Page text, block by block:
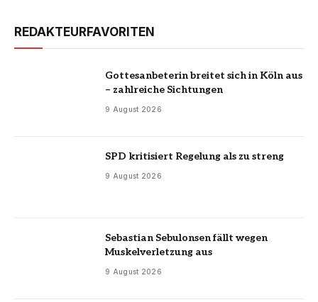
REDAKTEURFAVORITEN
Gottesanbeterin breitet sich in Köln aus
– zahlreiche Sichtungen
9 August 2026
SPD kritisiert Regelung als zu streng
9 August 2026
Sebastian Sebulonsen fällt wegen
Muskelverletzung aus
9 August 2026